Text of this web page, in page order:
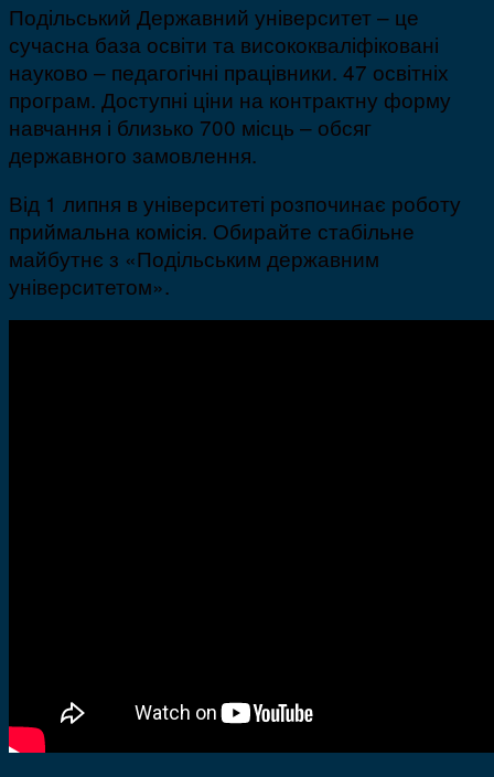
Подільський Державний університет – це
сучасна база освіти та висококваліфіковані
науково – педагогічні працівники. 47 освітніх
програм. Доступні ціни на контрактну форму
навчання і близько 700 місць – обсяг
державного замовлення.
Від 1 липня в університеті розпочинає роботу
приймальна комісія. Обирайте стабільне
майбутнє з «Подільським державним
університетом».